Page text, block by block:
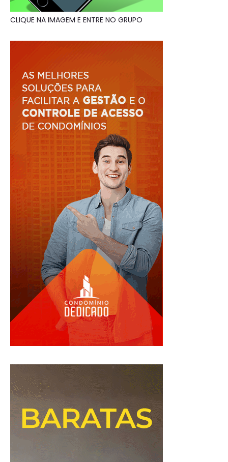
CLIQUE NA IMAGEM E ENTRE NO GRUPO